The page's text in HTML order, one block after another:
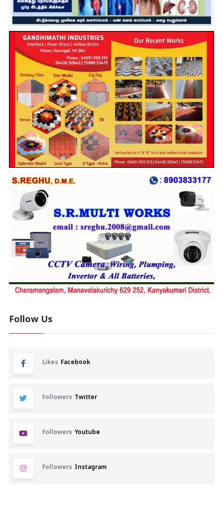
Follow Us
Likes Facebook
Followers Twitter
Followers Youtube
Followers Instagram